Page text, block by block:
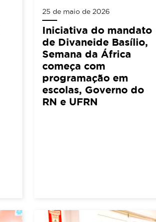
25 de maio de 2026
Iniciativa do mandato
de Divaneide Basílio,
Semana da África
começa com
programação em
escolas, Governo do
RN e UFRN